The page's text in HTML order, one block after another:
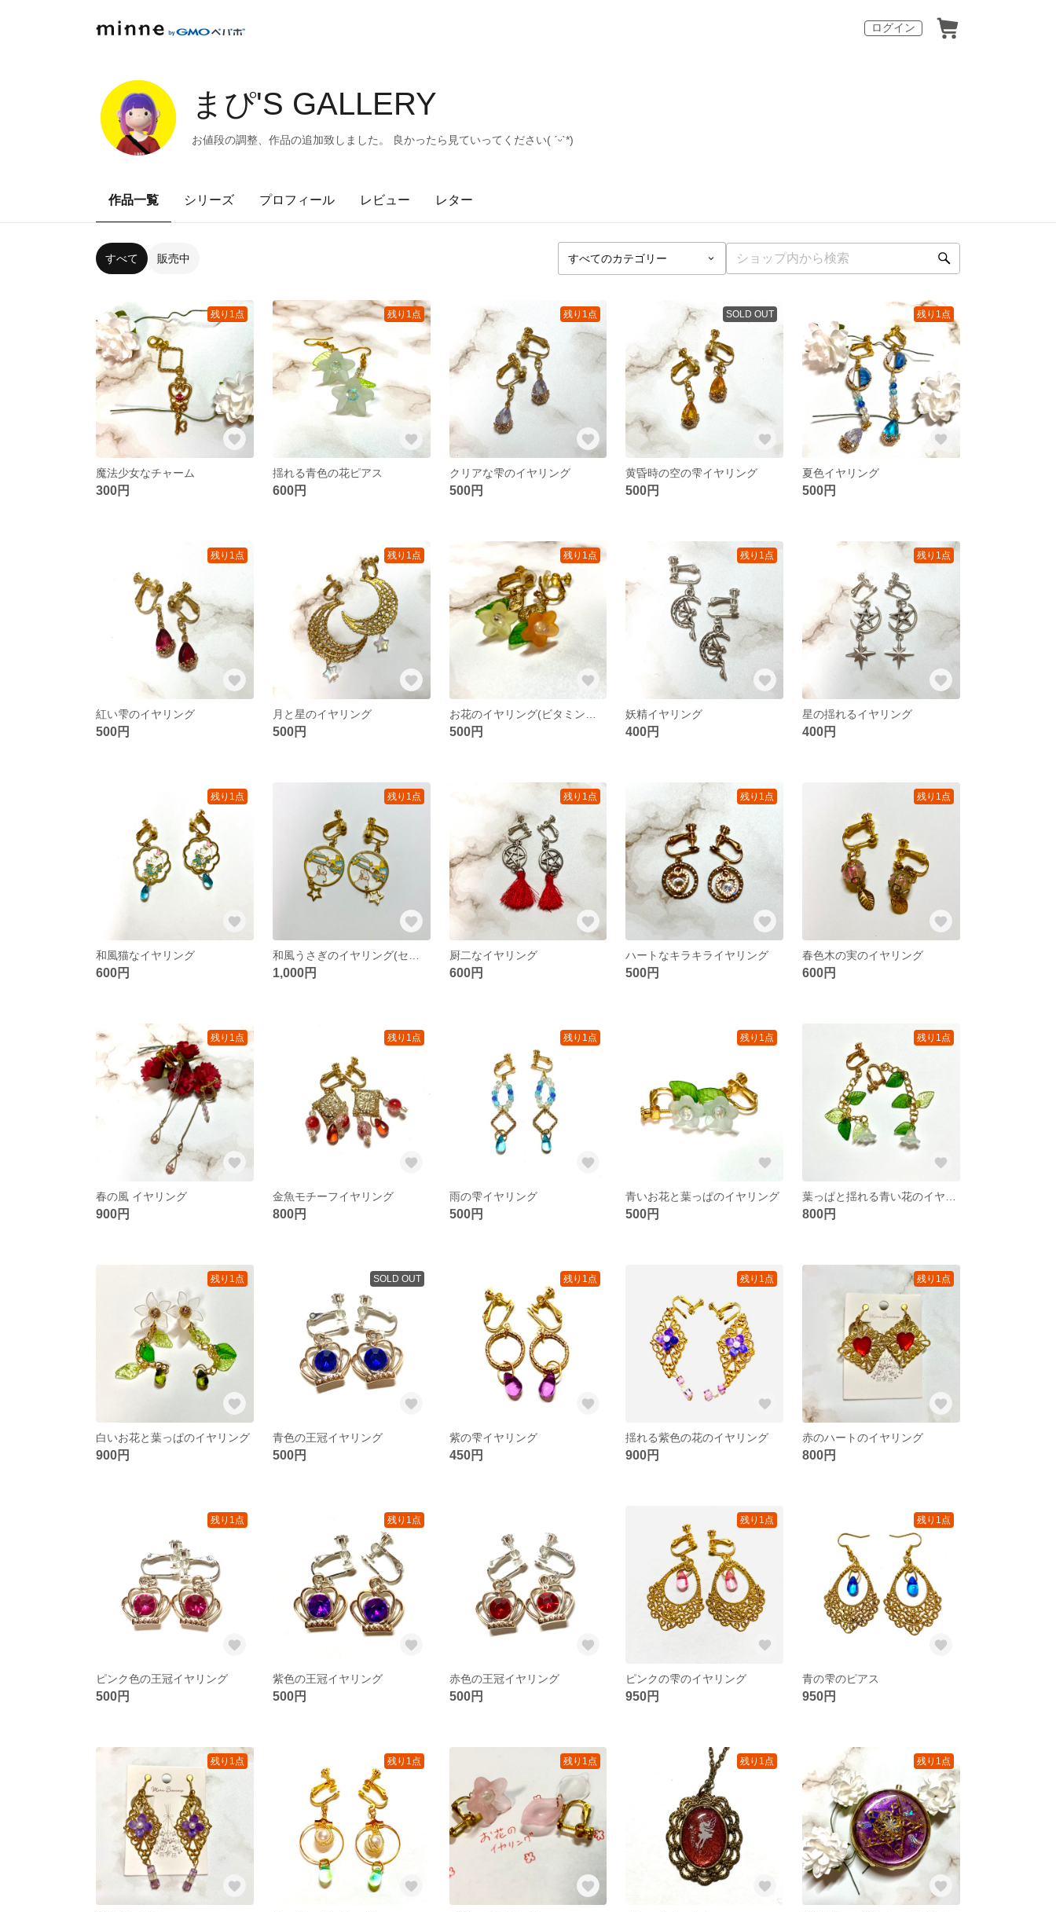
ログイン
まぴ'S GALLERY
お値段の調整、作品の追加致しました。 良かったら見ていってください( ˊᵕˋ*)
作品一覧 シリーズ プロフィール レビュー レター
すべて 販売中
残り1点
魔法少女なチャーム
300円
残り1点
揺れる青色の花ピアス
600円
残り1点
クリアな雫のイヤリング
500円
SOLD OUT
黄昏時の空の雫イヤリング
500円
残り1点
夏色イヤリング
500円
残り1点
紅い雫のイヤリング
500円
残り1点
月と星のイヤリング
500円
残り1点
500円
残り1点
妖精イヤリング
400円
残り1点
星の揺れるイヤリング
400円
残り1点
和風猫なイヤリング
600円
残り1点
1,000円
残り1点
厨二なイヤリング
600円
残り1点
ハートなキラキライヤリング
500円
残り1点
春色木の実のイヤリング
600円
残り1点
春の風 イヤリング
900円
残り1点
金魚モチーフイヤリング
800円
残り1点
雨の雫イヤリング
500円
残り1点
青いお花と葉っぱのイヤリング
500円
残り1点
800円
残り1点
白いお花と葉っぱのイヤリング
900円
SOLD OUT
青色の王冠イヤリング
500円
残り1点
紫の雫イヤリング
450円
残り1点
揺れる紫色の花のイヤリング
900円
残り1点
赤のハートのイヤリング
800円
残り1点
ピンク色の王冠イヤリング
500円
残り1点
紫色の王冠イヤリング
500円
赤色の王冠イヤリング
500円
残り1点
ピンクの雫のイヤリング
950円
残り1点
青の雫のピアス
950円
残り1点 残り1点 残り1点 残り1点 残り1点